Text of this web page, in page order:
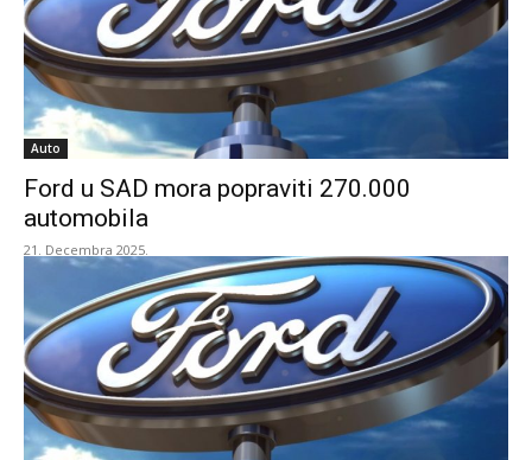
Auto
Ford u SAD mora popraviti 270.000
automobila
21. Decembra 2025.